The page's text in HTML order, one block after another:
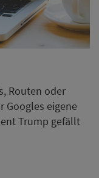
Routen oder
Googles eigene
Trump gefällt